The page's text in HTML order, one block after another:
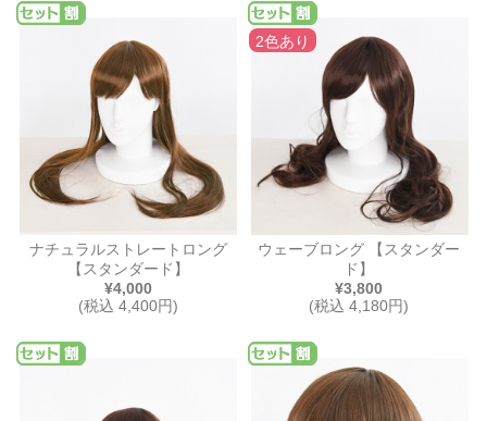
ナチュラルストレートロング
【スタンダード】
¥4,000
(税込 4,400円)
2色あり
ウェーブロング 【スタンダー
ド】
¥3,800
(税込 4,180円)